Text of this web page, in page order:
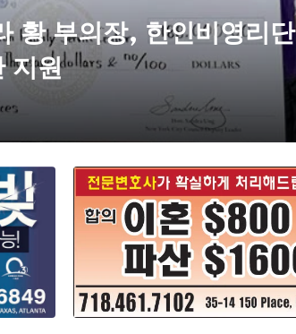
황 부의장, 한인비영리단
지원